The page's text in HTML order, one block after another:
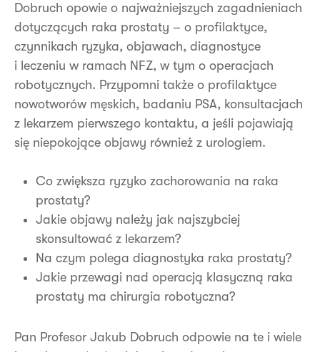
Dobruch opowie o najważniejszych zagadnieniach
dotyczących raka prostaty – o profilaktyce,
czynnikach ryzyka, objawach, diagnostyce
i leczeniu w ramach NFZ, w tym o operacjach
robotycznych. Przypomni także o profilaktyce
nowotworów męskich, badaniu PSA, konsultacjach
z lekarzem pierwszego kontaktu, a jeśli pojawiają
się niepokojące objawy również z urologiem.
Co zwiększa ryzyko zachorowania na raka
prostaty?
Jakie objawy należy jak najszybciej
skonsultować z lekarzem?
Na czym polega diagnostyka raka prostaty?
Jakie przewagi nad operacją klasyczną raka
prostaty ma chirurgia robotyczna?
Pan Profesor Jakub Dobruch odpowie na te i wiele